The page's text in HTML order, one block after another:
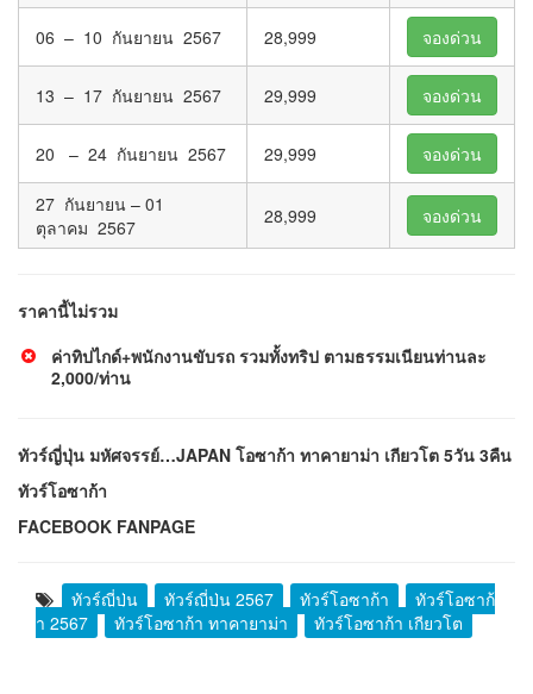
06 – 10 กันยายน 2567 28,999 จองด่วน
13 – 17 กันยายน 2567 29,999 จองด่วน
20 – 24 กันยายน 2567 29,999 จองด่วน
27 กันยายน – 01
ตุลาคม 2567
28,999 จองด่วน
ราคานี้ไม่รวม
ค่าทิปไกด์+พนักงานขับรถ รวมทั้งทริป ตามธรรมเนียนท่านละ
2,000/ท่าน
ทัวร์ญี่ปุ่น มหัศจรรย์…JAPAN โอซาก้า ทาคายาม่า เกียวโต 5วัน 3คืน
ทัวร์โอซาก้า
FACEBOOK FANPAGE
ทัวร์ญี่ปุ่น ทัวร์ญี่ปุ่น 2567 ทัวร์โอซาก้า
ทัวร์โอซาก้
า 2567
ทัวร์โอซาก้า ทาคายาม่า ทัวร์โอซาก้า เกียวโต